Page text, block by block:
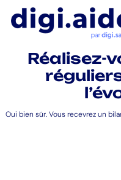
Réalisez-
Oui bien sûr. Vous recevrez un